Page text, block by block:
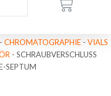
- CHROMATOGRAPHIE - VIALS
- SCHRAUBVERSCHLUSS
SEPTUM